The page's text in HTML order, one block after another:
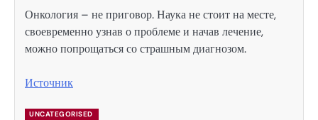
Онкология – не приговор. Наука не стоит на месте,
своевременно узнав о проблеме и начав лечение,
можно попрощаться со страшным диагнозом.
Источник
UNCATEGORISED